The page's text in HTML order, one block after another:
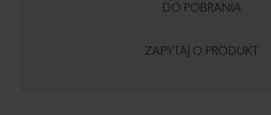
DO POBRANIA
ZAPYTAJ O PRODUKT